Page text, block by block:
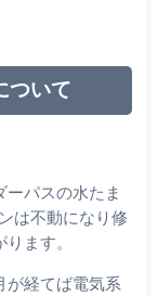
ついて
パスの水たま
は不動になり修
ます。
が経てば電気系